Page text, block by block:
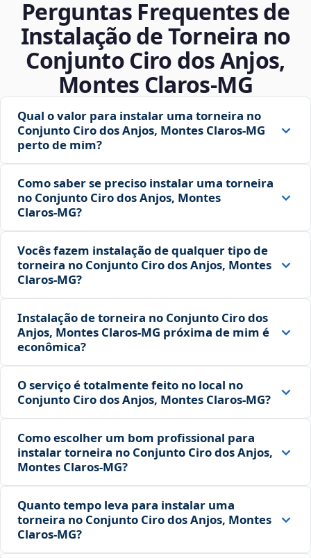
Perguntas Frequentes de
Instalação de Torneira no
Conjunto Ciro dos Anjos,
Montes Claros‑MG
Qual o valor para instalar uma torneira no
Conjunto Ciro dos Anjos, Montes Claros‑MG
perto de mim?
Como saber se preciso instalar uma torneira
no Conjunto Ciro dos Anjos, Montes
Claros‑MG?
Vocês fazem instalação de qualquer tipo de
torneira no Conjunto Ciro dos Anjos, Montes
Claros‑MG?
Instalação de torneira no Conjunto Ciro dos
Anjos, Montes Claros‑MG próxima de mim é
econômica?
O serviço é totalmente feito no local no
Conjunto Ciro dos Anjos, Montes Claros‑MG?
Como escolher um bom profissional para
instalar torneira no Conjunto Ciro dos Anjos,
Montes Claros‑MG?
Quanto tempo leva para instalar uma
torneira no Conjunto Ciro dos Anjos, Montes
Claros‑MG?